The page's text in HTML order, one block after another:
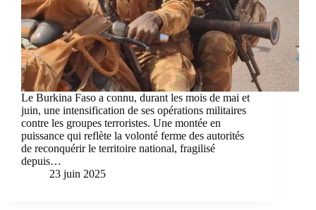
Le Burkina Faso a connu, durant les mois de mai et
juin, une intensification de ses opérations militaires
contre les groupes terroristes. Une montée en
puissance qui reflète la volonté ferme des autorités
de reconquérir le territoire national, fragilisé
depuis…
23 juin 2025